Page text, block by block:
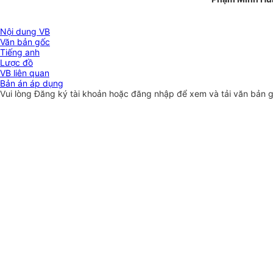
Nội dung VB
Văn bản gốc
Tiếng anh
Lược đồ
VB liên quan
Bản án áp dụng
Vui lòngĐăng ký tài khoản hoặc đăng nhập để xem và tải văn bản